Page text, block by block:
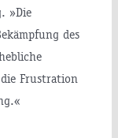
»Die
des
Frustration